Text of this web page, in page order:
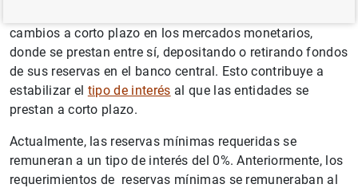
cambios a corto plazo en los mercados monetarios,
donde se prestan entre sí, depositando o retirando fondos
de sus reservas en el banco central. Esto contribuye a
estabilizar el tipo de interés al que las entidades se
prestan a corto plazo.
Actualmente, las reservas mínimas requeridas se
remuneran a un tipo de interés del 0%. Anteriormente, los
requerimientos de reservas mínimas se remuneraban al